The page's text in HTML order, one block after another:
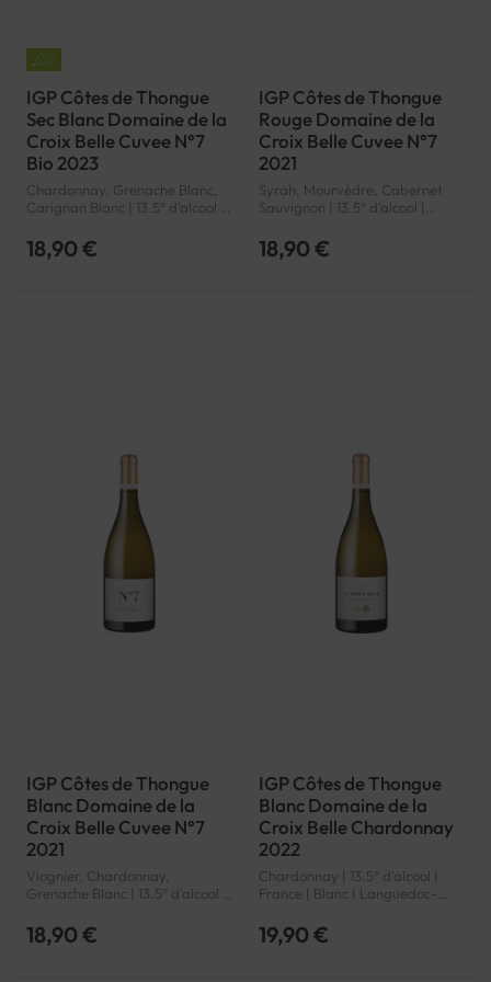
IGP Côtes de Thongue
Sec Blanc Domaine de la
Croix Belle Cuvee N°7
Bio 2023
Chardonnay, Grenache Blanc,
Carignan Blanc | 13.5° d'alcool |
Languedoc-Roussillon | Côtes
de Thongue | IGP
18,90 €
IGP Côtes de Thongue
Rouge Domaine de la
Croix Belle Cuvee N°7
2021
Syrah, Mourvèdre, Cabernet
Sauvignon | 13.5° d'alcool |
Roussillon | Côtes de Thongue |
IGP
18,90 €
IGP Côtes de Thongue
Blanc Domaine de la
Croix Belle Cuvee N°7
2021
Viognier, Chardonnay,
Grenache Blanc | 13.5° d'alcool |
Roussillon | Côtes de Thongue |
IGP
18,90 €
IGP Côtes de Thongue
Blanc Domaine de la
Croix Belle Chardonnay
2022
Chardonnay | 13.5° d'alcool |
France | Blanc | Languedoc-
IGP
19,90 €